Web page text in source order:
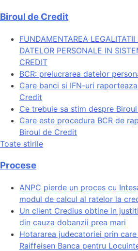
Biroul de Credit
FUNDAMENTAREA LEGALITATII
DATELOR PERSONALE IN
CREDIT
BCR: prelucrarea datelor
Care banci si IFN-uri
Credit
Ce trebuie sa stim despre
Care este procedura BCR de
Biroul de Credit
Toate stirile
Procese
ANPC pierde un proces cu
modul de calcul al ratelor la
Un client Credius obtine in
din cauza dobanzii prea mari
Hotararea judecatoriei prin
Raiffeisen Banca pentru